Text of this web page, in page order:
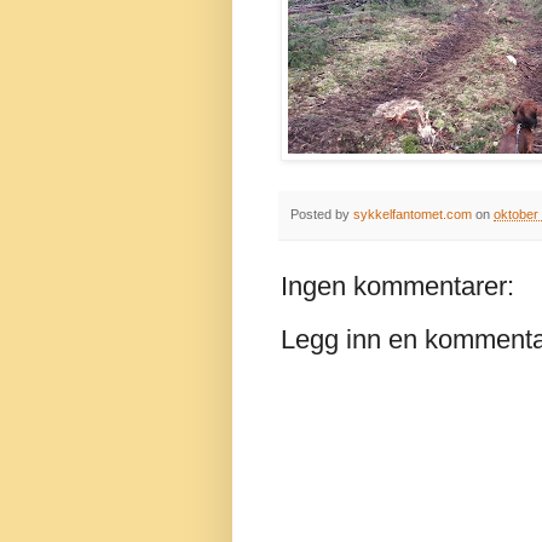
Posted by sykkelfantomet.com on oktober
Ingen kommentarer:
Legg inn en